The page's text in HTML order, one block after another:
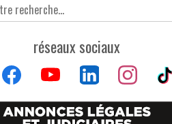
réseaux sociaux